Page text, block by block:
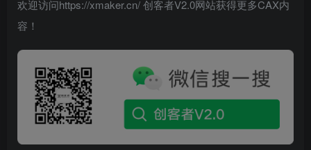
欢迎访问https://xmaker.cn/ 创客者V2.0网站获得更多CAX内
容！